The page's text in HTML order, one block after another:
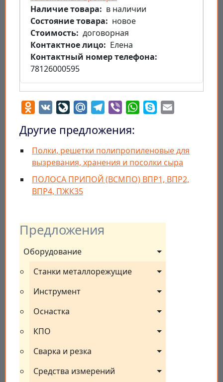
Предложения
Оборудование
Станки металлорежущие
Инструмент
Оснастка
КПО
Сварка и резка
Средства измерений
Наличие товара
в наличии
Состояние товара
новое
Стоимость договорная
Контактное лицо
Елена
Контактный номер телефона
78126000595
Odnoklassniki
VK LiveJournal
Mail.RuTelegram
Viber WhatsApp
Skype
Другие предложения:
Полки, решетки полипропиленовые для
вызревания, хранения и посолки сыра
ПОЛОСА ПРИПОЙ (ВСМПО) ВПР1, ВПР2,
ВПР4, ПЖК35